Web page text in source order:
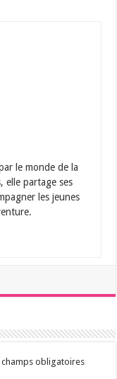
le monde de la
elle partage ses
les jeunes
champs obligatoires